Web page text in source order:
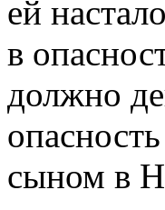
ей
в
должно
сыном в